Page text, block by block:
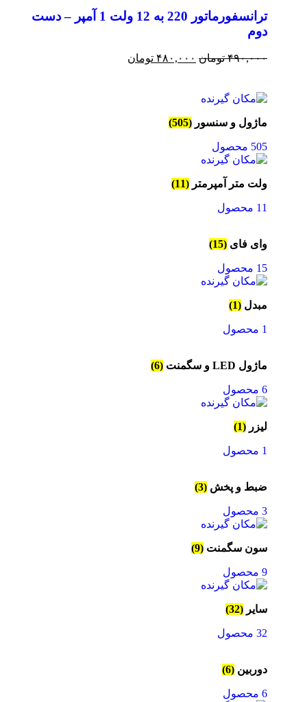
ترانسفورماتور 220 به 12 ولت 1 آمپر – دست
دوم
۴۹۰,۰۰۰ تومان ۴۸۰,۰۰۰ تومان
ماژول و سنسور (505)
505 محصول
ولت متر آمپرمتر (11)
11 محصول
وای فای (15)
15 محصول
مبدل (1)
1 محصول
ماژول LED و سگمنت (6)
6 محصول
لیزر (1)
1 محصول
ضبط و پخش (3)
3 محصول
سون سگمنت (9)
9 محصول
سایر (32)
32 محصول
دوربین (6)
6 محصول